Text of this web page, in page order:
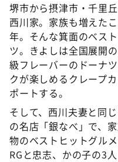
堺市から摂津市・千里
西川家。家族も増えた
年。そんな箕面のベス
ツ。きよしは全国展開
級フレーバーのドーナ
クが楽しめるクレープ
ポートする。
そして、西川夫妻と同
の名店「銀なべ」で、
物のベストヒットグル
RGと忠志、かの子の3